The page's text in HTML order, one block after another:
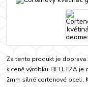
Za tento produkt je doprava
k ceně výrobku. BELLEZA
2mm silné cortenové oceli.